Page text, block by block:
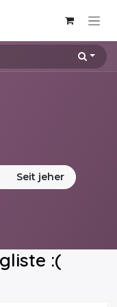
Seit jeher
:(